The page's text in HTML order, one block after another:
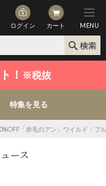
ログイン カート MENU
！ ※税抜
特集を見る
「赤毛のアン」ワイルド・ブ
ース